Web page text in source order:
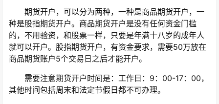
期货开户，可以分为两种，一种是商品期货开户，一
种是股指期货开户。商品期货开户是没有任何资金门槛
的，不用验资，和股票一样，只要是年满十八岁的成年人
就可以开户。股指期货开户，有资金要求，需要50万放在
商品期货账户5个交易日之后才能开户。
需要注意期货开户时间是：工作日：9：00-17：00，
其他时间包括周末和法定节假日都不可办理。